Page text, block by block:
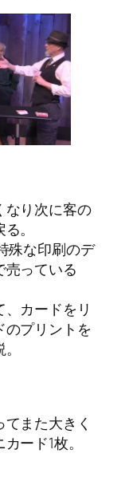
なり次に客の
。
殊な印刷のデ
売っている
カードをリ
プリントを
また大きく
ード1枚。